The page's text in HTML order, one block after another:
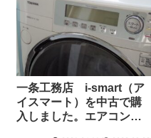
一条工務店 i-smart（ア
イスマート）を中古で購
入しました。エアコン、